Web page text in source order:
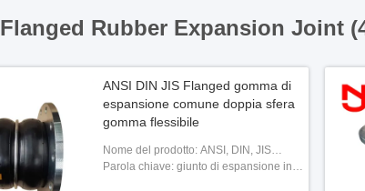
Flanged Rubber Expansion Joint
ANSI DIN JIS Flanged gomma di
espansione comune doppia sfera
gomma flessibile
Nome del prodotto: ANSI, DIN, JIS
Flanged Rubber Expansion Joint
Parola chiave: giunto di espansione in